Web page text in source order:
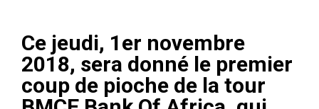
Ce jeudi, 1er novembre
2018, sera donné le premier
coup de pioche de la tour